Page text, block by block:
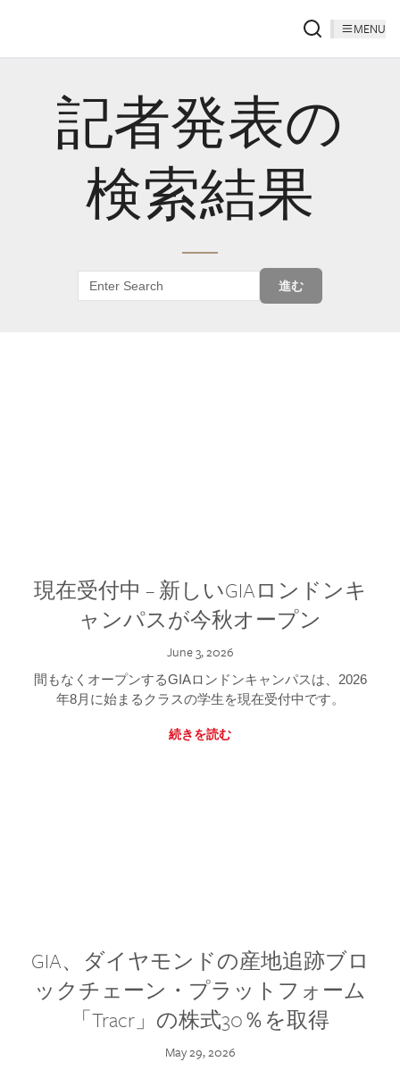
MENU
記者発表の
検索結果
進む
現在受付中 – 新しいGIAロンドンキ
ャンパスが今秋オープン
June 3, 2026
間もなくオープンするGIAロンドンキャンパスは、2026
年8月に始まるクラスの学生を現在受付中です。
続きを読む
GIA、ダイヤモンドの産地追跡ブロ
ックチェーン・プラットフォーム
「Tracr」の株式30％を取得
May 29, 2026